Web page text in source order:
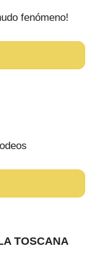
fenómeno!
TOSCANA